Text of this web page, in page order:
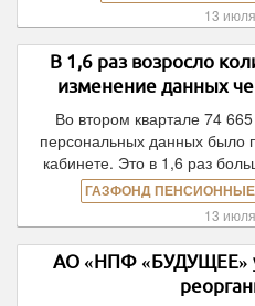
13
В 1,6 раз возросло
изменение данных
Во втором квартале 74
персональных данных было
кабинете. Это в 1,6 раз
ГАЗФОНД
13
АО «НПФ «БУДУЩЕЕ»